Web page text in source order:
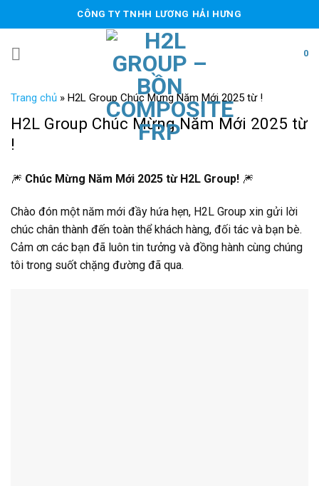
to
CÔNG TY TNHH LƯƠNG HẢI HƯNG
0
Trang chủ » H2L Group Chúc Mừng Năm Mới 2025 từ !
H2L Group Chúc Mừng Năm Mới 2025 từ
!
🎆 Chúc Mừng Năm Mới 2025 từ H2L Group! 🎆
Chào đón một năm mới đầy hứa hẹn, H2L Group xin gửi lời
chúc chân thành đến toàn thể khách hàng, đối tác và bạn bè.
Cảm ơn các bạn đã luôn tin tưởng và đồng hành cùng chúng
tôi trong suốt chặng đường đã qua.